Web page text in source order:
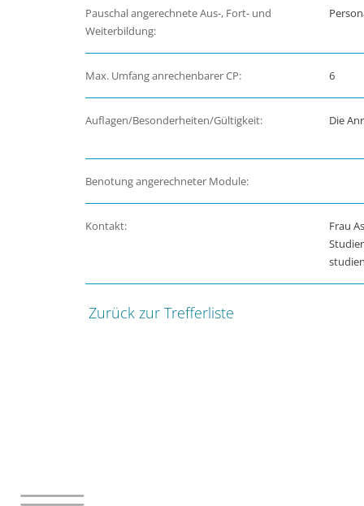
Pauschal angerechnete Aus-, Fort- und
Weiterbildung:
Max. Umfang anrechenbarer CP: 6
Auflagen/Besonderheiten/Gültigkeit: Die
Benotung angerechneter Module:
Kontakt:
Frau
Zurück zur Trefferliste